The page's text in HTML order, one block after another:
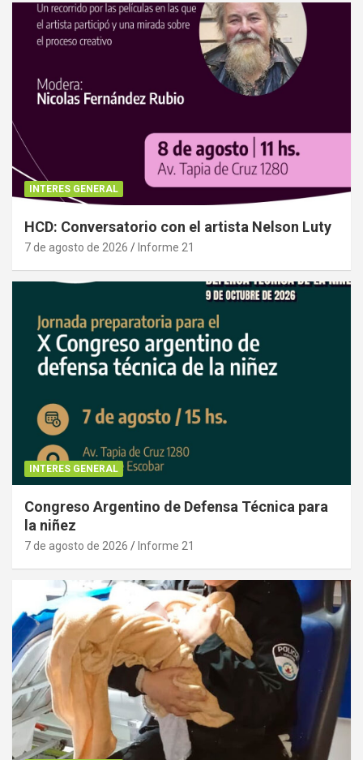
INTERES GENERAL
HCD: Conversatorio con el artista Nelson Luty
7 de agosto de 2026 Informe 21
INTERES GENERAL
Congreso Argentino de Defensa Técnica para
la niñez
7 de agosto de 2026 Informe 21